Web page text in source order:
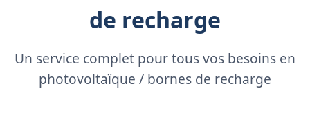
de recharge
Un service complet pour tous vos besoins en
photovoltaïque / bornes de recharge